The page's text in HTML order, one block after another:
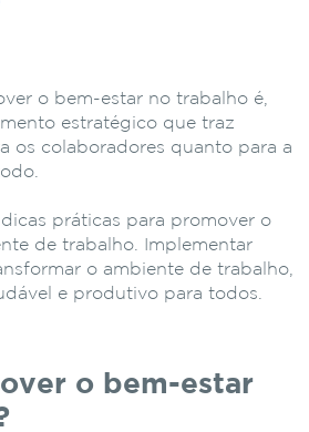
o bem-estar no trabalho é,
estratégico que traz
os colaboradores quanto para a
práticas para promover o
de trabalho. Implementar
o ambiente de trabalho,
e produtivo para todos.
o bem-estar